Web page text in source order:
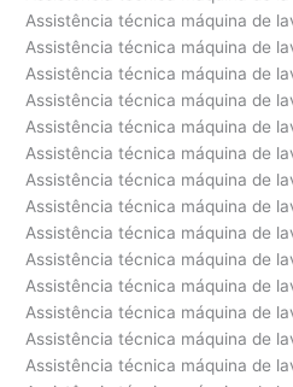
Assistência técnica máquina de
Assistência técnica máquina de
Assistência técnica máquina de
Assistência técnica máquina de
Assistência técnica máquina de
Assistência técnica máquina de
Assistência técnica máquina de
Assistência técnica máquina de
Assistência técnica máquina de
Assistência técnica máquina de
Assistência técnica máquina de
Assistência técnica máquina de
Assistência técnica máquina de
Assistência técnica máquina de